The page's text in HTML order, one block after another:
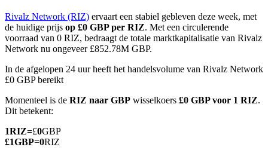
COIN-M-futures
Cryptocurrency-futures
TradFi
Derivaten voor aandelen, forex, edelmetalen en grondstoffen
Rivalz Network (RIZ) ervaart een stabiel gebleven deze week, met
de huidige prijs op £0 GBP per RIZ. Met een circulerende
voorraad van 0 RIZ, bedraagt de totale marktkapitalisatie van Rivalz
Network nu ongeveer £852.78M GBP.
In de afgelopen 24 uur heeft het handelsvolume van Rivalz Network
£0 GBP bereikt
Momenteel is de RIZ naar GBP wisselkoers £0 GBP voor 1 RIZ.
Dit betekent:
1RIZ=£0GBP
£1GBP=0RIZ